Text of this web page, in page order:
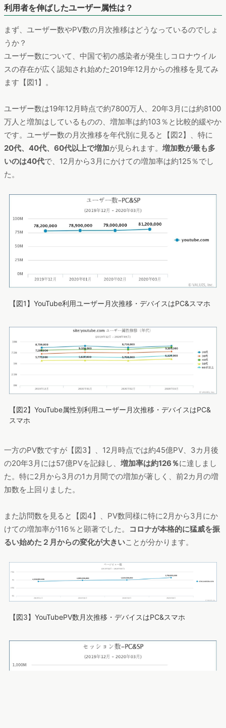
利用者を伸ばしたユーザー属性は？
まず、ユーザー数やPV数の月次推移はどうなっているのでしょ
うか？
ユーザー数について、中国で初の感染者が発生しコロナウイル
スの存在が広く認知され始めた2019年12月からの推移を見てみ
ます【図1】。
ユーザー数は19年12月時点で約7800万人、20年3月には約8100
万人と増加はしているものの、増加率は約103％と比較的緩やか
です。ユーザー数の月次推移を年代別に見ると【図2】、特に
20代、40代、60代以上で増加が見られます。 増加数が最も多
いのは40代で、12月から3月にかけての増加率は約125％でし
た。
【図1】YouTube利用ユーザー月次推移・デバイスはPC&スマホ
【図2】YouTube属性別利用ユーザー月次推移・デバイスはPC&
スマホ
一方のPV数ですが【図3】、12月時点では約45億PV、3カ月後
の20年3月には57億PVを記録し、 増加率は約126％に達しまし
た。特に2月から3月の1カ月間での増加が著しく、前2カ月の増
加数を上回りました。
また訪問数を見ると【図4】、PV数同様に特に2月から3月にか
けての増加率が116％と顕著でした。
コロナが本格的に猛威を振
るい始めた２月からの変化が大きいことが分かります。
【図3】YouTubePV数月次推移・デバイスはPC&スマホ